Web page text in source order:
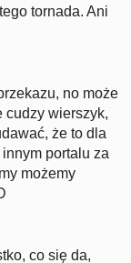
tornada. Ani
no może
cudzy wierszyk,
że to dla
portalu za
możemy
co się da,